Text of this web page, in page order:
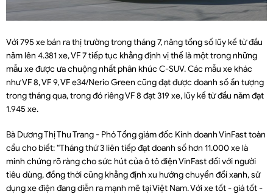
Với 795 xe bán ra thị trường trong tháng 7, nâng tổng số lũy kế từ đầu
năm lên 4.381 xe, VF 7 tiếp tục khẳng định vị thế là một trong những
mẫu xe được ưa chuộng nhất phân khúc C-SUV. Các mẫu xe khác
như VF 8, VF 9, VF e34/Nerio Green cũng đạt được doanh số ấn tượng
trong tháng qua, trong đó riêng VF 8 đạt 319 xe, lũy kế từ đầu năm đạt
1.945 xe.
Bà Dương Thị Thu Trang - Phó Tổng giám đốc Kinh doanh VinFast toàn
cầu cho biết: “Tháng thứ 3 liên tiếp đạt doanh số hơn 11.000 xe là
minh chứng rõ ràng cho sức hút của ô tô điện VinFast đối với người
tiêu dùng, đồng thời cũng khẳng định xu hướng chuyển đổi xanh, sử
dụng xe điện đang diễn ra mạnh mẽ tại Việt Nam. Với xe tốt - giá tốt -